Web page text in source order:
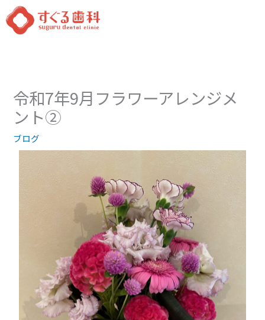
容
令和7年9月フラワーアレンジメ
ント②
ブログ